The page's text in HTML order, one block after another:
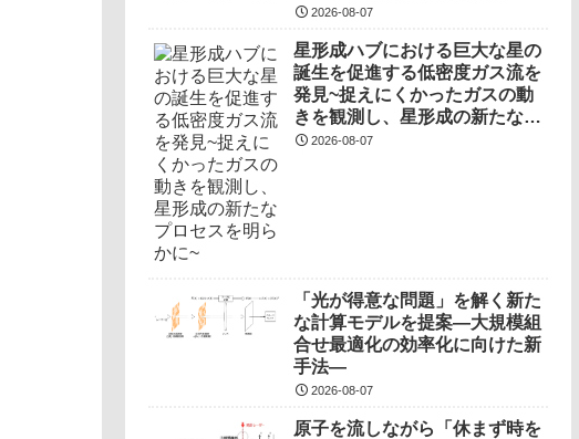
発～2026-08-07
星形成ハブにおける巨大な星の
誕生を促進する低密度ガス流を
発見~捉えにくかったガスの動
きを観測し、星形成の新たなプ
ロセスを明らかに~
2026-08-07
「光が得意な問題」を解く新た
な計算モデルを提案―大規模組
合せ最適化の効率化に向けた新
手法―
2026-08-07
原子を流しながら「休まず時を